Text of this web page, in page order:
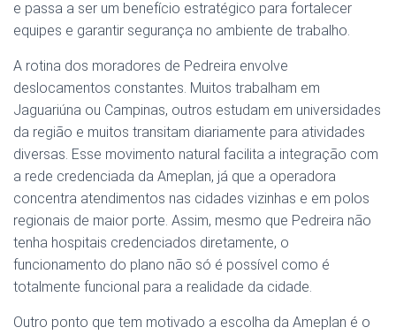
e passa a ser um benefício estratégico para fortalecer
equipes e garantir segurança no ambiente de trabalho.
A rotina dos moradores de Pedreira envolve
deslocamentos constantes. Muitos trabalham em
Jaguariúna ou Campinas, outros estudam em universidades
da região e muitos transitam diariamente para atividades
diversas. Esse movimento natural facilita a integração com
a rede credenciada da Ameplan, já que a operadora
concentra atendimentos nas cidades vizinhas e em polos
regionais de maior porte. Assim, mesmo que Pedreira não
tenha hospitais credenciados diretamente, o
funcionamento do plano não só é possível como é
totalmente funcional para a realidade da cidade.
Outro ponto que tem motivado a escolha da Ameplan é o